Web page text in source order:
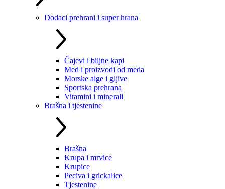
Dodaci prehrani i super hrana
Čajevi i biljne kapi
Med i proizvodi od meda
Morske alge i gljive
Sportska prehrana
Vitamini i minerali
Brašna i tjestenine
Brašna
Krupa i mrvice
Krupice
Peciva i grickalice
Tjestenine